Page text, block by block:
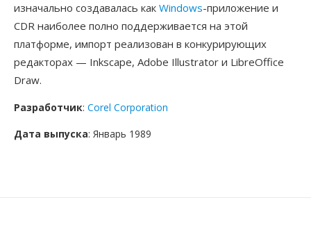
изначально создавалась как Windows-приложение и
CDR наиболее полно поддерживается на этой
платформе, импорт реализован в конкурирующих
редакторах — Inkscape, Adobe Illustrator и LibreOffice
Draw.
Разработчик: Corel Corporation
Дата выпуска: Январь 1989